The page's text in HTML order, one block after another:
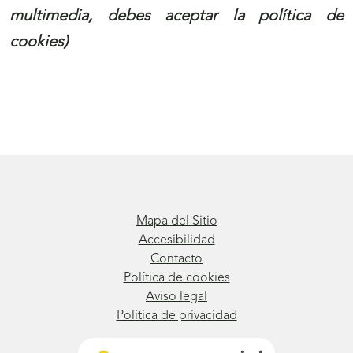
multimedia, debes aceptar la política de
cookies)
Mapa del Sitio
Accesibilidad
Contacto
Política de cookies
Aviso legal
Política de privacidad